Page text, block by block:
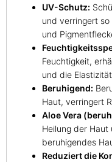
UV-Schutz:
und verringert so
und
Feuchtigkeit,
und die
Beruhigend:
Haut, verringert
Aloe Vera
Heilung der Haut
beruhigendes
Reduziert die